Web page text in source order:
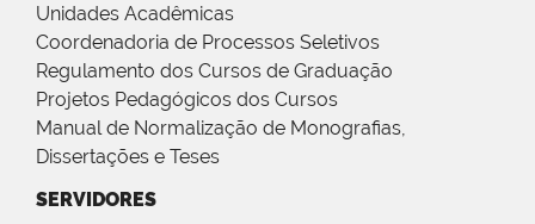
Unidades Acadêmicas
Coordenadoria de Processos Seletivos
Regulamento dos Cursos de Graduação
Projetos Pedagógicos dos Cursos
Manual de Normalização de Monografias,
Dissertações e Teses
SERVIDORES